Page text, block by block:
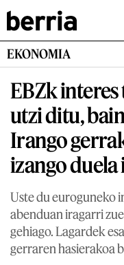
EKONOMIA
EBZk
utzi ditu,
Irango
izango
Uste du euroguneko
abenduan iragarri
gehiago. Lagardek
gerraren hasierakoa